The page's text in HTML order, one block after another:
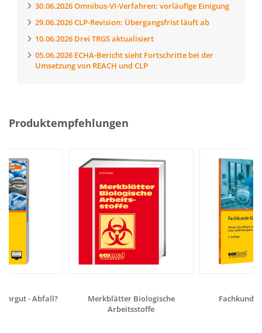
30.06.2026Omnibus-VI-Verfahren: vorläufige Einigung
29.06.2026CLP-Revision: Übergangsfrist läuft ab
10.06.2026 Drei TRGS aktualisiert
05.06.2026 ECHA-Bericht sieht Fortschritte bei der
Umsetzung von REACH und CLP
Produktempfehlungen
- Abfall?
Merkblätter Biologische
Arbeitsstoffe
Fachkunde